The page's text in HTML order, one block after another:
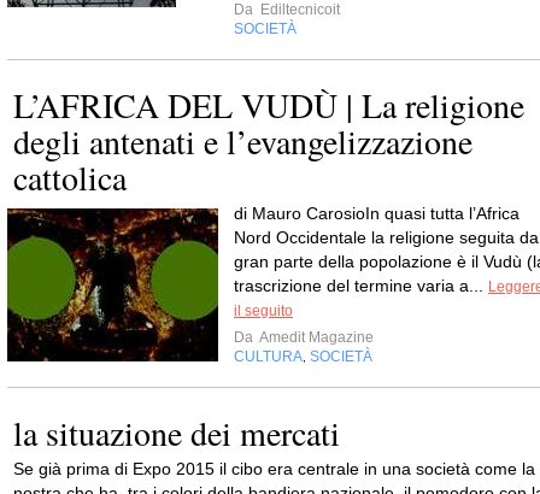
Da Ediltecnicoit
SOCIETÀ
L’AFRICA DEL VUDÙ | La religione
degli antenati e l’evangelizzazione
cattolica
di Mauro CarosioIn quasi tutta l’Africa
Nord Occidentale la religione seguita da
gran parte della popolazione è il Vudù
trascrizione del termine varia a...
il seguito
Da Amedit Magazine
CULTURA, SOCIETÀ
la situazione dei mercati
Se già prima di Expo 2015 il cibo era centrale in una società come la